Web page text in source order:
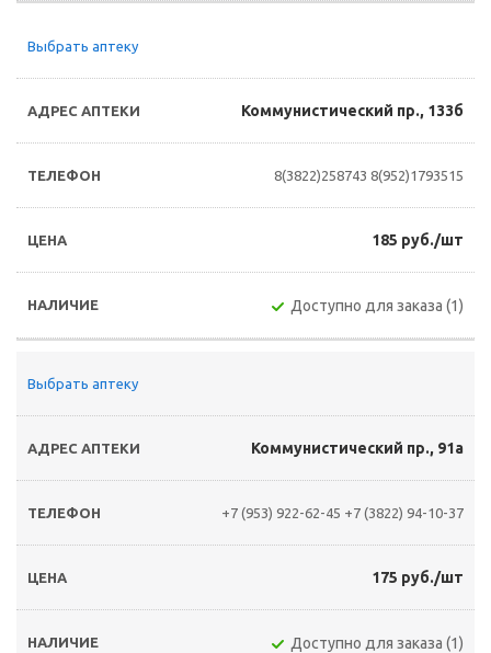
Выбрать аптеку
Коммунистический пр., 133б
8(3822)258743 8(952)1793515
185 руб./шт
Доступно для заказа (1)
Выбрать аптеку
Коммунистический пр., 91а
+7 (953) 922-62-45 +7 (3822) 94-10-37
175 руб./шт
Доступно для заказа (1)